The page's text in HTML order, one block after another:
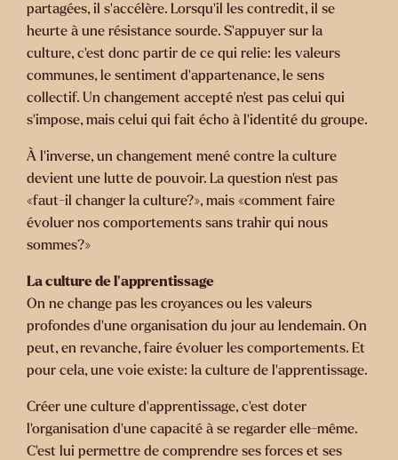
partagées, il s’accélère. Lorsqu’il les contredit, il se
heurte à une résistance sourde. S’appuyer sur la
culture, c’est donc partir de ce qui relie: les valeurs
communes, le sentiment d’appartenance, le sens
collectif. Un changement accepté n’est pas celui qui
s’impose, mais celui qui fait écho à l’identité du groupe.
À l’inverse, un changement mené contre la culture
devient une lutte de pouvoir. La question n’est pas
«faut-il changer la culture?», mais «comment faire
évoluer nos comportements sans trahir qui nous
sommes?»
La culture de l’apprentissage
On ne change pas les croyances ou les valeurs
profondes d’une organisation du jour au lendemain. On
peut, en revanche, faire évoluer les comportements. Et
pour cela, une voie existe: la culture de l’apprentissage.
Créer une culture d’apprentissage, c’est doter
l’organisation d’une capacité à se regarder elle-même.
C’est lui permettre de comprendre ses forces et ses